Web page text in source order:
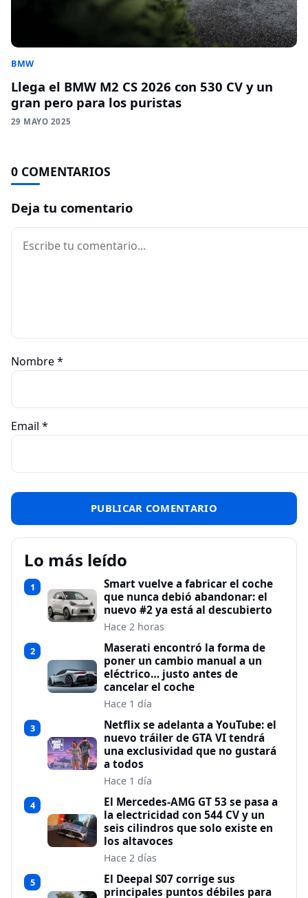
BMW
Llega el BMW M2 CS 2026 con 530 CV y un
gran pero para los puristas
29 MAYO 2025
0 COMENTARIOS
Deja tu comentario
Comentario
Nombre*
Email *
Lo más leído
1
Smart vuelve a fabricar el coche
que nunca debió abandonar: el
nuevo #2 ya está al descubierto
Hace 2 horas
2
Maserati encontró la forma de
poner un cambio manual a un
eléctrico… justo antes de
cancelar el coche
Hace 1 día
3
Netflix se adelanta a YouTube: el
nuevo tráiler de GTA VI tendrá
una exclusividad que no gustará
a todos
Hace 1 día
4
El Mercedes-AMG GT 53 se pasa a
la electricidad con 544 CV y un
seis cilindros que solo existe en
los altavoces
Hace 2 días
5
El Deepal S07 corrige sus
principales puntos débiles para